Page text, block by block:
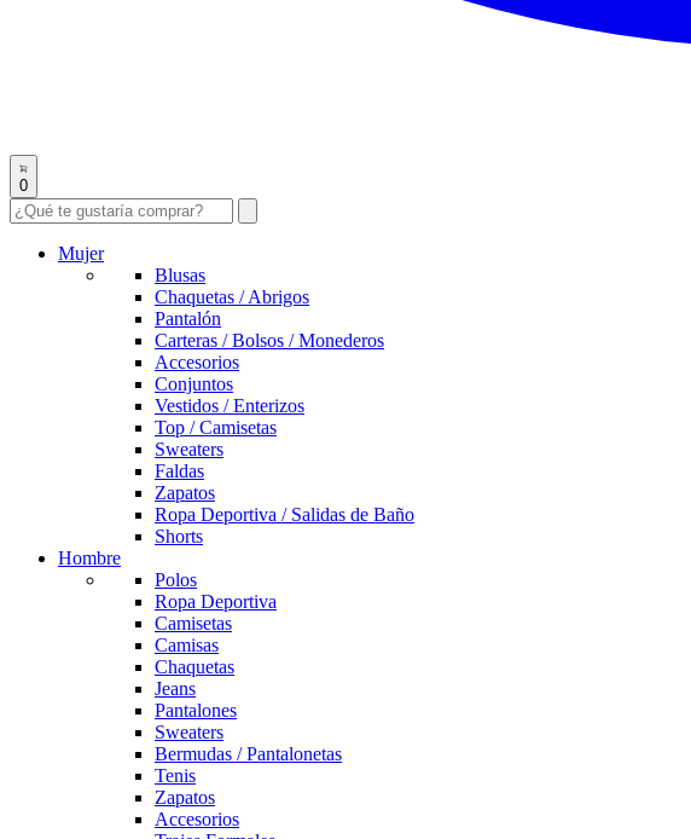
0
Mujer
Blusas
Chaquetas / Abrigos
Pantalón
Carteras / Bolsos / Monederos
Accesorios
Conjuntos
Vestidos / Enterizos
Top / Camisetas
Sweaters
Faldas
Zapatos
Ropa Deportiva / Salidas de Baño
Shorts
Hombre
Polos
Ropa Deportiva
Camisetas
Camisas
Chaquetas
Jeans
Pantalones
Sweaters
Bermudas / Pantalonetas
Tenis
Zapatos
Accesorios